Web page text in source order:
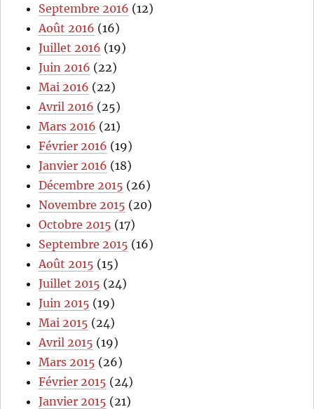
Septembre 2016 (12)
Août 2016 (16)
Juillet 2016 (19)
Juin 2016 (22)
Mai 2016 (22)
Avril 2016 (25)
Mars 2016 (21)
Février 2016 (19)
Janvier 2016 (18)
Décembre 2015 (26)
Novembre 2015 (20)
Octobre 2015 (17)
Septembre 2015 (16)
Août 2015 (15)
Juillet 2015 (24)
Juin 2015 (19)
Mai 2015 (24)
Avril 2015 (19)
Mars 2015 (26)
Février 2015 (24)
Janvier 2015 (21)